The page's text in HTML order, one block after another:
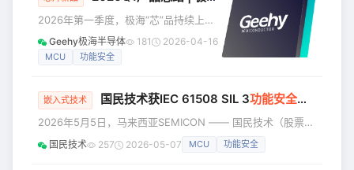
那些专为高性能计算系统、电动汽车充
电桩等要求比较严苛的应用输送冷却液
而设计的连接器。 在工业、航空航天和
汽车行业，利用液体进行热交换早已司
能够有效地将热量传
2026年第一季度，极海“芯”品持续上
新！我们不仅面向电机领域，构建起涵
盖“MCU+驱动+功率”的全栈式电机芯片
靠性的汽车通用MCU。依托日益丰富的
产品线，极海正全面赋能工业自动化、
具身智能、智能家电、智慧能源及智能
汽车等多元场景需求。 本期我们梳理了
Geehy极海半导体 181 2026-04-16
MCU 功能安全
嵌入式技术 国民技术获IEC 61508 SIL 3功能安全证书
2026年5月5日，马来西亚SEMICON —— 国民技术（股票代
码：300077.SZ，02701.HK）N32H47x/48x系列MCU的
STL软件测试库正式获得SGS颁发的IEC 61508 SIL 3（SC3）
国民技术 257 2026-05-07 MCU 功能安全